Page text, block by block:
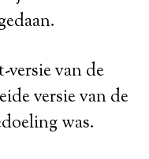
versie van de
versie van de
was.